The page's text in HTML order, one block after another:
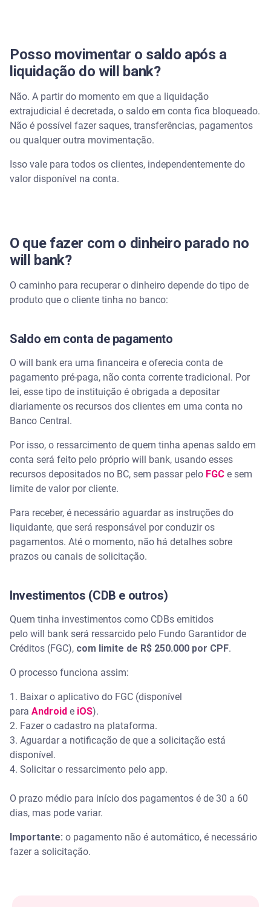
Posso movimentar o saldo após a
liquidação do will bank?
Não. A partir do momento em que a liquidação
extrajudicial é decretada, o saldo em conta fica bloqueado.
Não é possível fazer saques, transferências, pagamentos
ou qualquer outra movimentação.
Isso vale para todos os clientes, independentemente do
valor disponível na conta.
O que fazer com o dinheiro parado no
will bank?
O caminho para recuperar o dinheiro depende do tipo de
produto que o cliente tinha no banco:
Saldo em conta de pagamento
O will bank era uma financeira e oferecia conta de
pagamento pré-paga, não conta corrente tradicional. Por
lei, esse tipo de instituição é obrigada a depositar
diariamente os recursos dos clientes em uma conta no
Banco Central.
Por isso, o ressarcimento de quem tinha apenas saldo em
conta será feito pelo próprio will bank, usando esses
recursos depositados no BC, sem passar pelo FGC e sem
limite de valor por cliente.
Para receber, é necessário aguardar as instruções do
liquidante, que será responsável por conduzir os
pagamentos. Até o momento, não há detalhes sobre
prazos ou canais de solicitação.
Investimentos (CDB e outros)
Quem tinha investimentos como CDBs emitidos
pelo will bank será ressarcido pelo Fundo Garantidor de
Créditos (FGC), com limite de R$ 250.000 por CPF.
O processo funciona assim:
1. Baixar o aplicativo do FGC (disponível
para Android e iOS).
2. Fazer o cadastro na plataforma.
3. Aguardar a notificação de que a solicitação está
disponível.
4. Solicitar o ressarcimento pelo app.
O prazo médio para início dos pagamentos é de 30 a 60
dias, mas pode variar.
Importante: o pagamento não é automático, é necessário
fazer a solicitação.